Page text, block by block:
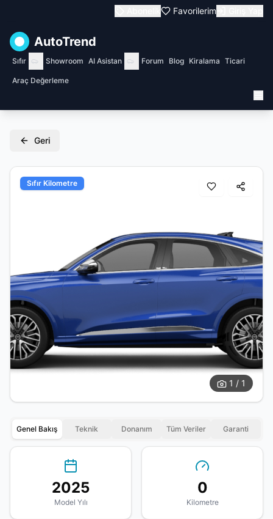
Favorilerim
AutoTrend
Sıfır Showroom AI Asistan Forum Blog Kiralama Ticari
Araç Değerleme
Geri
Sıfır Kilometre
1 / 1
Genel Bakış Teknik Donanım Tüm Veriler Garanti
2025
Model Yılı
0
Kilometre